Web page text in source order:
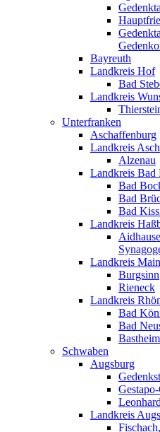
Bayreuth
Landkreis Hof
Bad
Landkreis
Unterfranken
Aschaffenburg
Landkreis
Alzenau
Landkreis Bad
Bad
Bad
Bad
Landkreis
Landkreis
Burgsinn
Rieneck
Landkreis
Bad
Bad
Bastheim
Schwaben
Augsburg
Landkreis